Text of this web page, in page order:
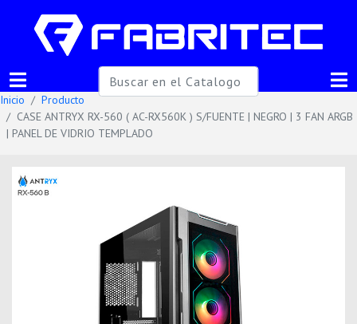
Inicio
Producto
CASE ANTRYX RX-560 ( AC-RX560K ) S/FUENTE | NEGRO | 3 FAN ARGB
| PANEL DE VIDRIO TEMPLADO